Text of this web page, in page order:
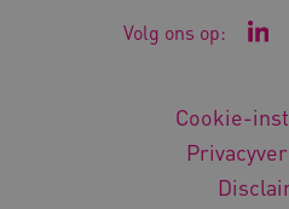
Volg ons op: Ga
Cookie-